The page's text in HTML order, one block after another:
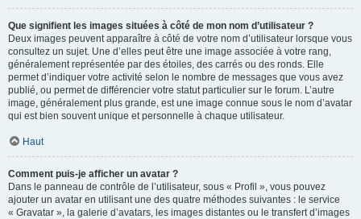
Que signifient les images situées à côté de mon nom d’utilisateur ?
Deux images peuvent apparaître à côté de votre nom d’utilisateur lorsque vous
consultez un sujet. Une d’elles peut être une image associée à votre rang,
généralement représentée par des étoiles, des carrés ou des ronds. Elle
permet d’indiquer votre activité selon le nombre de messages que vous avez
publié, ou permet de différencier votre statut particulier sur le forum. L’autre
image, généralement plus grande, est une image connue sous le nom d’avatar
qui est bien souvent unique et personnelle à chaque utilisateur.
Haut
Comment puis-je afficher un avatar ?
Dans le panneau de contrôle de l’utilisateur, sous « Profil », vous pouvez
ajouter un avatar en utilisant une des quatre méthodes suivantes : le service
« Gravatar », la galerie d’avatars, les images distantes ou le transfert d’images